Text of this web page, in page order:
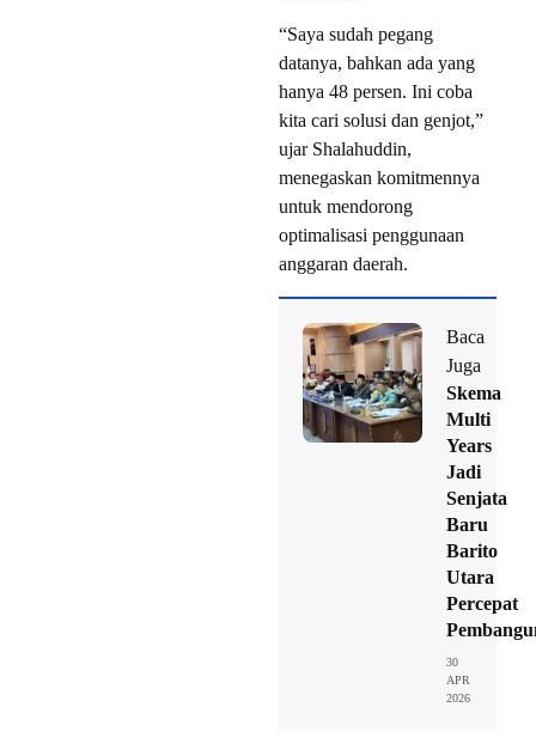
“Saya sudah pegang
datanya, bahkan ada yang
hanya 48 persen. Ini coba
kita cari solusi dan genjot,”
ujar Shalahuddin,
menegaskan komitmennya
untuk mendorong
optimalisasi penggunaan
anggaran daerah.
Baca
Juga
Skema
Multi
Years
Jadi
Senjata
Baru
Barito
Utara
Percepat
30
APR
2026